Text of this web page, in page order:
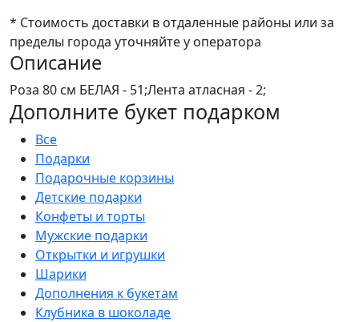
* Стоимость доставки в отдаленные районы или за
пределы города уточняйте у оператора
Описание
Роза 80 см БЕЛАЯ - 51;Лента атласная - 2;
Дополните букет подарком
Все
Подарки
Подарочные корзины
Детские подарки
Конфеты и торты
Мужские подарки
Открытки и игрушки
Шарики
Дополнения к букетам
Клубника в шоколаде